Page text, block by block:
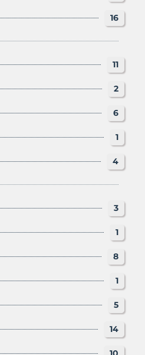
16
11
2
6
1
4
3
1
8
1
5
14